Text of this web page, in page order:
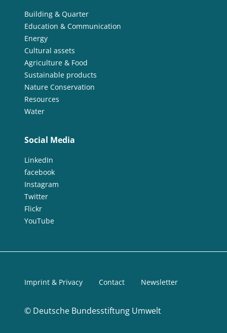
Building & Quarter
Education & Communication
Energy
Cultural assets
Agriculture & Food
Sustainable products
Nature Conservation
Resources
Water
Social Media
LinkedIn
facebook
Instagram
Twitter
Flickr
YouTube
© Deutsche Bundesstiftung Umwelt
Imprint & Privacy Contact Newsletter